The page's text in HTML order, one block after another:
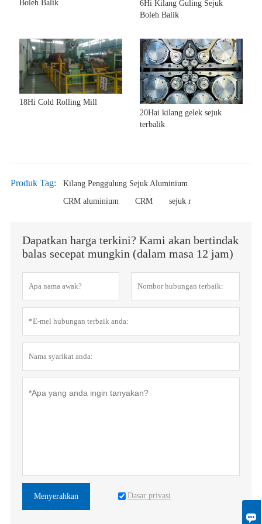

Boleh Balik
6Hi Kilang Guling Sejuk
Boleh Balik
18Hi Cold Rolling Mill
20Hai kilang gelek sejuk
terbalik
Produk Tag:
Kilang Penggulung Sejuk Aluminium
CRM aluminium
CRM sejuk r
Dapatkan harga terkini? Kami akan bertindak
balas secepat mungkin (dalam masa 12 jam)
Menyerahkan Dasar privasi